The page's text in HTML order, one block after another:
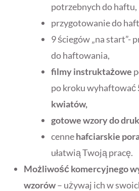
potrzebnych do haftu,
przygotowanie do
9 ściegów „na start”-
do haftowania,
filmy instruktażowe
po kroku wyhaftować
kwiatów,
gotowe wzory do
cennehafciarskie
ułatwią Twoją pracę.
Możliwość komercyjnego
wzorów– używaj ich w